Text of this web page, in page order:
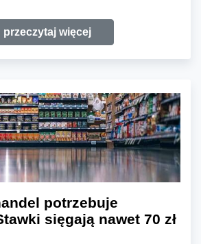
przeczytaj więcej
potrzebuje
sięgają nawet 70 zł